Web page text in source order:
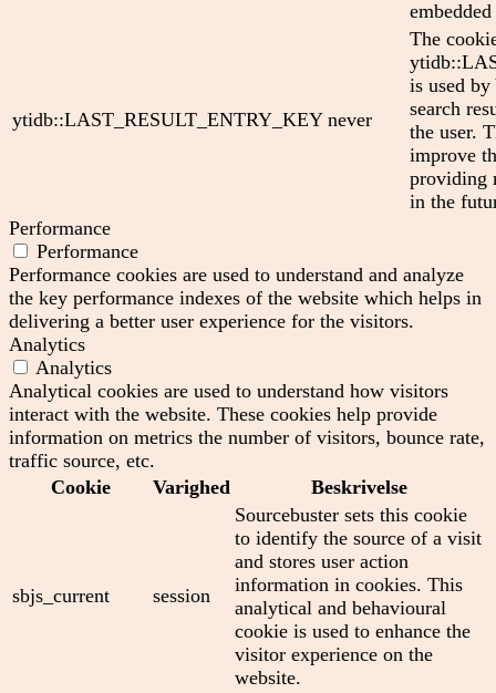
ytidb::LAST_RESULT_ENTRY_KEY never
The
is used by
search
the user.
improve
providing
in the
Performance
Performance
Performance cookies are used to understand and analyze
the key performance indexes of the website which helps in
delivering a better user experience for the visitors.
Analytics
Analytics
Analytical cookies are used to understand how visitors
interact with the website. These cookies help provide
information on metrics the number of visitors, bounce rate,
traffic source, etc.
Cookie
Varighed Beskrivelse
sbjs_current session
Sourcebuster sets this cookie
to identify the source of a visit
and stores user action
information in cookies. This
analytical and behavioural
cookie is used to enhance the
visitor experience on the
website.